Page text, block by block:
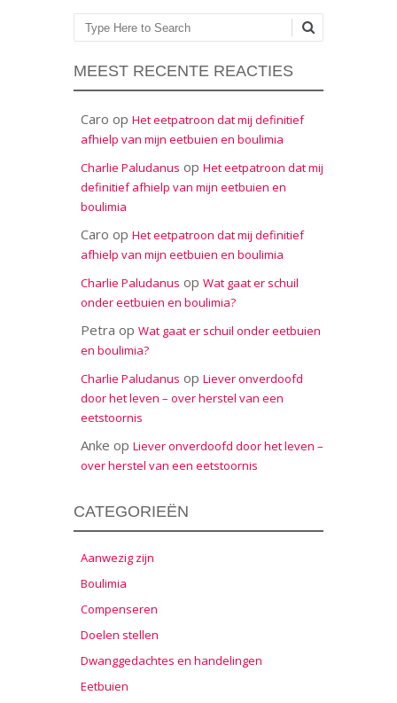
Zoeken
MEEST RECENTE REACTIES
Caro op Het eetpatroon dat mij definitief
afhielp van mijn eetbuien en boulimia
Charlie Paludanus op Het eetpatroon dat mij
definitief afhielp van mijn eetbuien en
boulimia
Caro op Het eetpatroon dat mij definitief
afhielp van mijn eetbuien en boulimia
Charlie Paludanus op Wat gaat er schuil
onder eetbuien en boulimia?
Petra op Wat gaat er schuil onder eetbuien
en boulimia?
Charlie Paludanus op Liever onverdoofd
door het leven – over herstel van een
eetstoornis
Anke op Liever onverdoofd door het leven –
over herstel van een eetstoornis
CATEGORIEËN
Aanwezig zijn
Boulimia
Compenseren
Doelen stellen
Dwanggedachtes en handelingen
Eetbuien